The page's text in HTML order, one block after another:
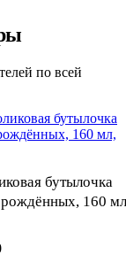
по всей
бутылочка
160